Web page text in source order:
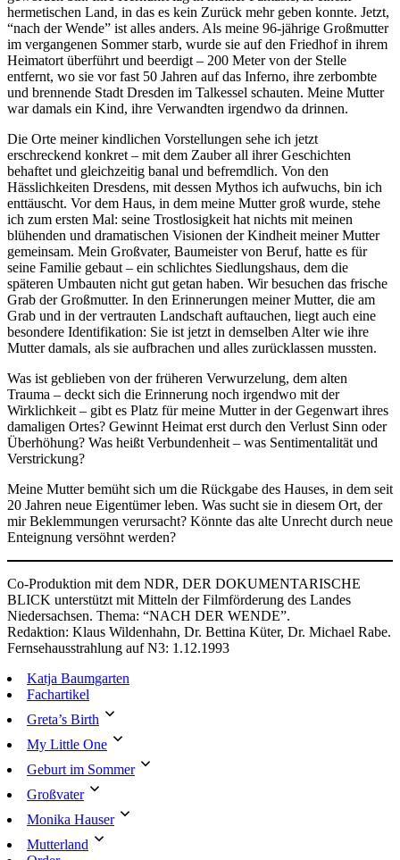
hermetischen Land, in das es kein Zurück mehr geben konnte. Jetzt,
“nach der Wende” ist alles anders. Als meine 96-jährige Großmutter
im vergangenen Sommer starb, wurde sie auf den Friedhof in ihrem
Heimatort überführt und beerdigt – 200 Meter von der Stelle
entfernt, wo sie vor fast 50 Jahren auf das Inferno, ihre zerbombte
und brennende Stadt Dresden im Talkessel schauten. Meine Mutter
war damals ein Kind, ihre Verwandten irgendwo da drinnen.
Die Orte meiner kindlichen Vorstellungen sehe ich jetzt
erschreckend konkret – mit dem Zauber all ihrer Geschichten
behaftet und gleichzeitig banal und befremdlich. Von den
Hässlichkeiten Dresdens, mit dessen Mythos ich aufwuchs, bin ich
enttäuscht. Vor dem Haus, in dem meine Mutter groß wurde, stehe
ich zum ersten Mal: seine Trostlosigkeit hat nichts mit meinen
blühenden und dramatischen Visionen der Kindheit meiner Mutter
gemeinsam. Mein Großvater, Baumeister von Beruf, hatte es für
seine Familie gebaut – ein schlichtes Siedlungshaus, dem die
späteren Umbauten nicht gut getan haben. Wir besuchen das frische
Grab der Großmutter. In den Erinnerungen meiner Mutter, die am
Grab und in der vertrauten Landschaft auftauchen, liegt auch eine
besondere Identifikation: Sie ist jetzt in demselben Alter wie ihre
Mutter damals, als sie aufbrachen und alles zurücklassen mussten.
Was ist geblieben von der früheren Verwurzelung, dem alten
Trauma – deckt sich die Erinnerung noch irgendwo mit der
Wirklichkeit – gibt es Platz für meine Mutter in der Gegenwart ihres
damaligen Ortes? Gewinnt Heimat erst durch den Verlust Sinn oder
Überhöhung? Was heißt Verbundenheit – was Sentimentalität und
Verstrickung?
Meine Mutter bemüht sich um die Rückgabe des Hauses, in dem seit
20 Jahren neue Eigentümer leben. Was sucht sie in diesem Ort, der
mir Beklemmungen verursacht? Könnte das alte Unrecht durch neue
Enteignung versöhnt werden?
Co-Produktion mit dem NDR, DER DOKUMENTARISCHE
BLICK unterstützt mit Mitteln der Filmförderung des Landes
Niedersachsen. Thema: “NACH DER WENDE”.
Redaktion: Klaus Wildenhahn, Dr. Bettina Küter, Dr. Michael Rabe.
Fernsehausstrahlung auf N3: 1.12.1993
Katja Baumgarten
Fachartikel
Greta’s Birth
My Little One
Geburt im Sommer
Großvater
Monika Hauser
Mutterland